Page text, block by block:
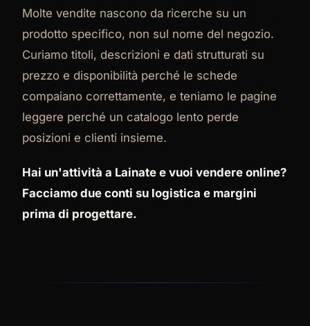
Molte vendite nascono da ricerche su un
prodotto specifico, non sul nome del negozio.
Curiamo titoli, descrizioni e dati strutturati su
prezzo e disponibilità perché le schede
compaiano correttamente, e teniamo le pagine
leggere perché un catalogo lento perde
posizioni e clienti insieme.
Hai un'attività a Lainate e vuoi vendere online?
Facciamo due conti su logistica e margini
prima di progettare.